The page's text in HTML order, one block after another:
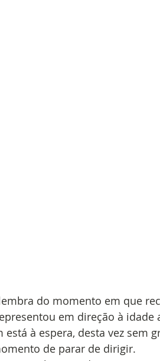
do momento em que
em direção à
está à espera, desta vez sem
de parar de dirigir.